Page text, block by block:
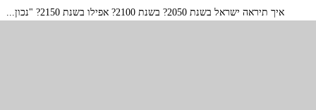
איך תיראה ישראל בשנת 2050? בשנת 2100? אפילו בשנת 2150? "נכון...